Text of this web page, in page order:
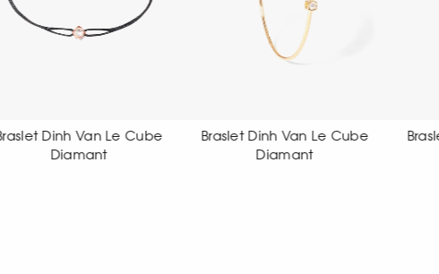
Braslet Dinh Van Le Cube
Diamant
Braslet Dinh Van Le Cube
Diamant